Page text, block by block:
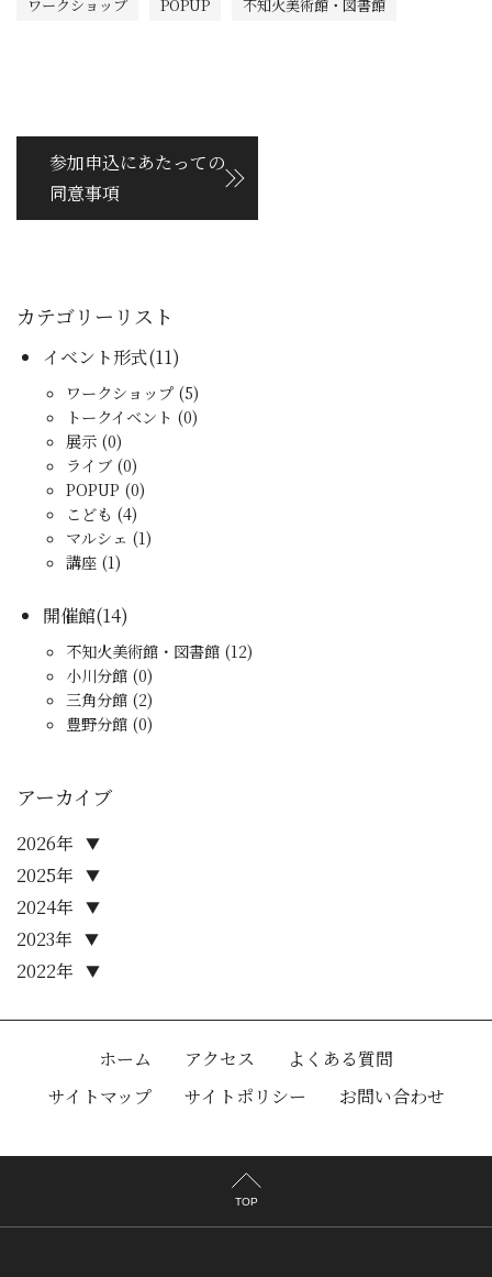
ワークショップ POPUP 不知火美術館・図書館
参加申込にあたっての
同意事項
カテゴリーリスト
イベント形式(11)
ワークショップ (5)
トークイベント (0)
展示 (0)
ライブ (0)
POPUP (0)
こども (4)
マルシェ (1)
講座 (1)
開催館(14)
不知火美術館・図書館 (12)
小川分館 (0)
三角分館 (2)
豊野分館 (0)
アーカイブ
2022年 ▼
2023年 ▼
2024年 ▼
2025年 ▼
2026年 ▼
ホーム アクセス
よくある質問
サイトマップ
サイトポリシー お問い合わせ
TOP